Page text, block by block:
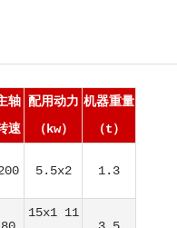
轴
速
配用动力
（kw）
机器重量
（t）
5.5x2 1.3
15x1 11